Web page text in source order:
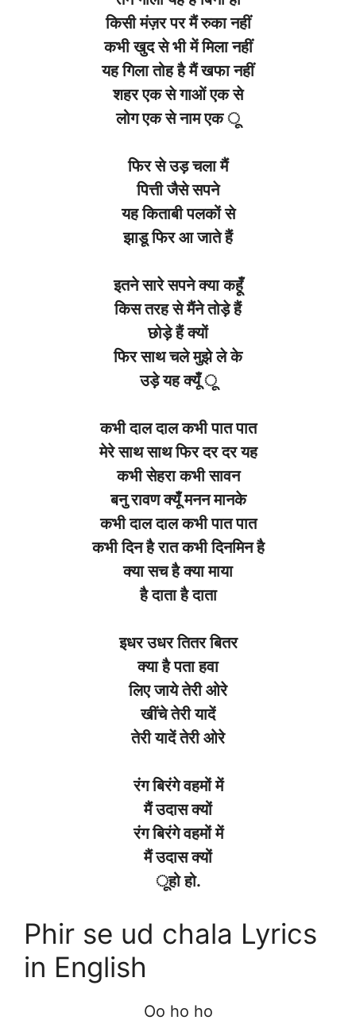
किसी मंज़र पर मैं रुका नहीं
कभी खुद से भी में मिला नहीं
यह गिला तोह है मैं खफा नहीं
शहर एक से गाओं एक से
लोग एक से नाम एक ू
फिर से उड़ चला मैं
पित्ती जैसे सपने
यह किताबी पलकों से
झाडू फिर आ जाते हैं
इतने सारे सपने क्या कहूँ
किस तरह से मैंने तोड़े हैं
छोड़े हैं क्यों
फिर साथ चले मुझे ले के
उड़े यह क्यूँ ू
कभी दाल दाल कभी पात पात
मेरे साथ साथ फिर दर दर यह
कभी सेहरा कभी सावन
बनु रावण क्यूँ मनन मानके
कभी दाल दाल कभी पात पात
कभी दिन है रात कभी दिनमिन है
क्या सच है क्या माया
है दाता है दाता
इधर उधर तितर बितर
क्या है पता हवा
लिए जाये तेरी ओरे
खींचे तेरी यादें
तेरी यादें तेरी ओरे
रंग बिरंगे वहमों में
मैं उदास क्यों
रंग बिरंगे वहमों में
मैं उदास क्यों
ूहो हो.
Phir se ud chala Lyrics
in English
Oo ho ho